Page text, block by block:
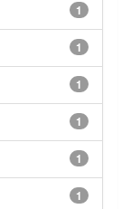
1
1
1
1
1
1